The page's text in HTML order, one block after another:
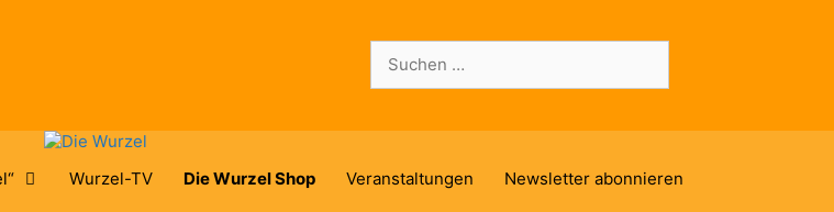
nach:
Wurzel-TV Die Wurzel Shop Veranstaltungen Newsletter abonnieren